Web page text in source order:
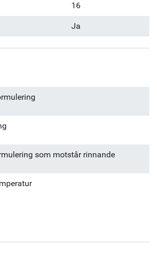
16
Ja
som motstår rinnande